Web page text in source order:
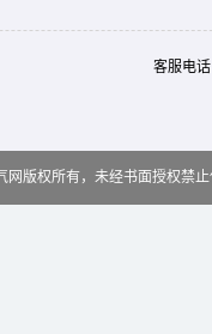
客服电
网版权所有，未经书面授权